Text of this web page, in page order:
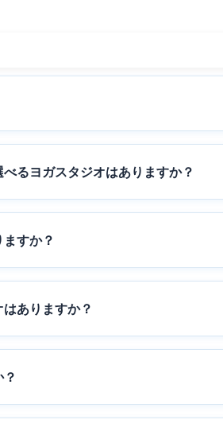
るヨガスタジオはありますか？
すか？
ありますか？